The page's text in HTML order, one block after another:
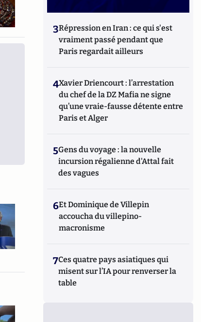
3Répression en Iran : ce qui s'est
vraiment passé pendant que
Paris regardait ailleurs
4Xavier Driencourt : l’arrestation
du chef de la DZ Mafia ne signe
qu’une vraie-fausse détente entre
Paris et Alger
5Gens du voyage : la nouvelle
incursion régalienne d'Attal fait
des vagues
6Et Dominique de Villepin
accoucha du villepino-
macronisme
7Ces quatre pays asiatiques qui
misent sur l’IA pour renverser la
table